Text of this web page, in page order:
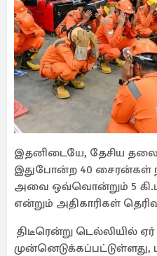
இதனிடையே, தேசிய
இதுபோன்ற 40 சைரன்கள்
அவை ஒவ்வொன்றும் 5
என்றும் அதிகாரிகள்
திடீரென்று டெல்லியில்